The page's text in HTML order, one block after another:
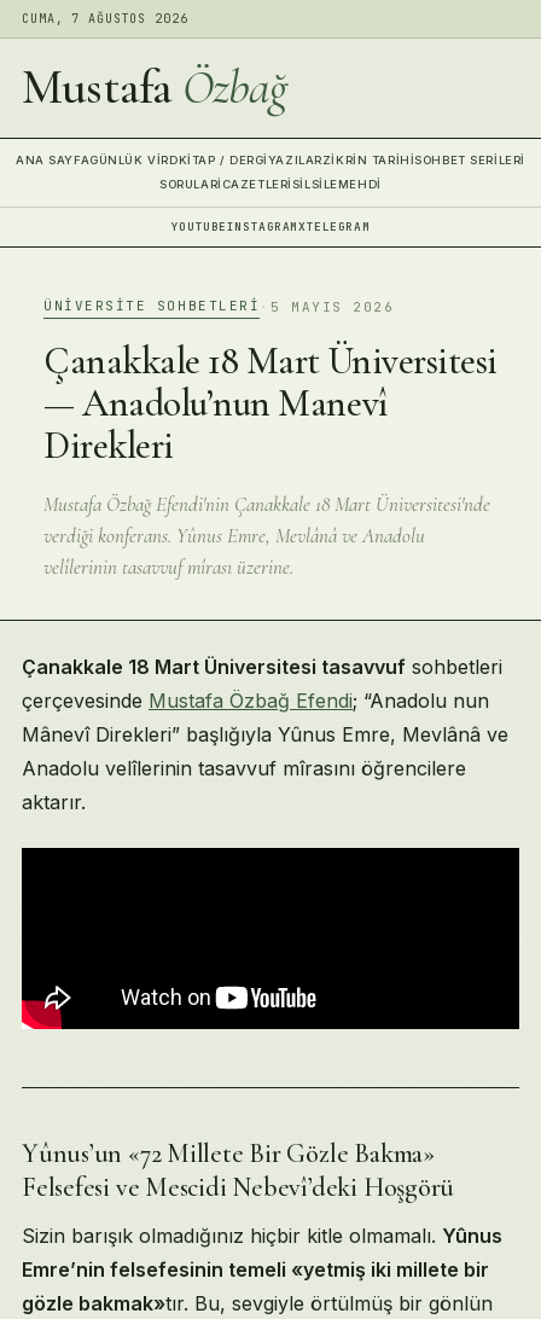
CUMA, 7 AĞUSTOS 2026
Mustafa Özbağ
ANA SAYFAGÜNLÜK VIRDKITAP / DERGIYAZILARZIKRIN TARIHISOHBET SERILERI
SORULARİCAZETLERISILSILEMEHDI
YOUTUBEINSTAGRAMXTELEGRAM
ÜNIVERSITE SOHBETLERI · 5 MAYIS 2026
Çanakkale 18 Mart Üniversitesi
— Anadolu’nun Manevî
Direkleri
Mustafa Özbağ Efendi'nin Çanakkale 18 Mart Üniversitesi'nde
verdiği konferans. Yûnus Emre, Mevlânâ ve Anadolu
velîlerinin tasavvuf mîrası üzerine.
Çanakkale 18 Mart Üniversitesi tasavvuf sohbetleri
çerçevesinde Mustafa Özbağ Efendi; “Anadolu nun
Mânevî Direkleri” başlığıyla Yûnus Emre, Mevlânâ ve
Anadolu velîlerinin tasavvuf mîrasını öğrencilere
aktarır.
Table of Contents
Yûnus’un «72 Millete Bir Gözle Bakma» Felsefesi ve
Aynalardan Kendini Görme, Namaz ve Gönül Kırma,
Aşkın Bencillikten Uzaklığı, Hz. Îsâ’nın Sofra Mucîzesi ve
Tövbenin Kabûlü, Yûnus’un Pergel Sırrı ve Hz. Ali
Yûnus’un «72 Millete Bir Gözle Bakma»
Felsefesi ve Mescidi Nebevî’deki Hoşgörü
Sizin barışık olmadığınız hiçbir kitle olmamalı. Yûnus
Emre’nin felsefesinin temeli «yetmiş iki millete bir
gözle bakmak»tır. Bu, sevgiyle örtülmüş bir gönlün